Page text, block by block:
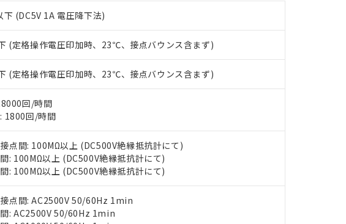
(DC5V 1A 電圧降下法)
(定格操作電圧印加時、23℃、接点バウンス含まず)
(定格操作電圧印加時、23℃、接点バウンス含まず)
回/時間
1800回/時間
点間: 100MΩ以上 (DC500V絶縁抵抗計にて)
: 100MΩ以上 (DC500V絶縁抵抗計にて)
: 100MΩ以上 (DC500V絶縁抵抗計にて)
点間: AC2500V 50/60Hz 1min
: AC2500V 50/60Hz 1min
オムロン制御機器販売店や当社販売拠点は「
在庫状況および標準価格結果を当社の事前の承諾なく第三者に漏洩または開
す。
マイパーツ機能（部品リスト作成サービス）をご利用いただくには、I-Web
ている必要があります。
お客様が当ウェブサイト上で当社にご登録された部品リストについて、当社
さい。
※当社の共同利用者とは、
いる法人を指します。
※2 対応予定月
部品在庫の切り替え状況などにより、予定月が前後することがあります。
※3 非含有証明書ダウンロード
下記の非含有証明書をダウンロードすることができます。
51物質の非含有証明書（当社基準）
※本証明書は発行日時点で非含有を証明するもので、過去に遡って非含有を証明す
また、RoHS指令のフタル酸エステル類４物質の対応では、対応完了までの期間
混在することから備考欄に対応日を記載しておりました。
既に当社にて対応品への在庫切替を完了していることから、特段のことがない限
り割愛しております。
※2 環境保護使用期限
「ｅ」：有害物質（10物質）のすべてが基準値以下であることを示します。
「10」：通常の使用状況下において有害物質が外部に漏えいし、環境に深刻な影
味します。
「－」：未確認です。当社販売部門へお問い合わせください。
また当社は、販売先および販売に係わる関係者が違法に輸出するおそれがあ
たしません。
機器販売店・当社販売員にご確認ください)
空
白
受注生産機種、また在庫状況の情報を公開していない機種